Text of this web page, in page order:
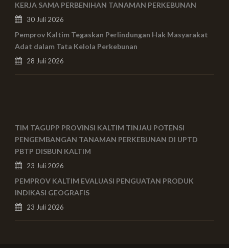
KERJA SAMA PERBENIHAN TANAMAN PERKEBUNAN
30 Juli 2026
Pemprov Kaltim Tegaskan Perlindungan Hak Masyarakat
Adat dalam Tata Kelola Perkebunan
28 Juli 2026
TIM TAGUPP PROVINSI KALTIM TINJAU POTENSI
PENGEMBANGAN TANAMAN PERKEBUNAN DI UPTD
PBTP DISBUN KALTIM
23 Juli 2026
PEMPROV KALTIM EVALUASI PENGUATAN PRODUK
INDIKASI GEOGRAFIS
23 Juli 2026